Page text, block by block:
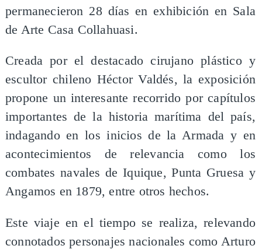
permanecieron 28 días en exhibición en Sala
de Arte Casa Collahuasi.
Creada por el destacado cirujano plástico y
escultor chileno Héctor Valdés, la exposición
propone un interesante recorrido por capítulos
importantes de la historia marítima del país,
indagando en los inicios de la Armada y en
acontecimientos de relevancia como los
combates navales de Iquique, Punta Gruesa y
Angamos en 1879, entre otros hechos.
Este viaje en el tiempo se realiza, relevando
connotados personajes nacionales como Arturo